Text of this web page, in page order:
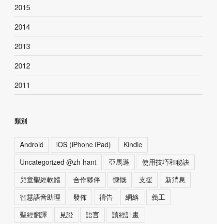
2015
2014
2013
2012
2011
類別
Android iOS (iPhone iPad)
Kindle
Uncategorized @zh-hant
亞馬遜
使用技巧和秘訣
兒童聖經軟體
合作夥伴 慷慨 支援
新消息
智慧語音助理
發佈 禱告 網絡
義工
聖經翻譯
見證 語言 讀經計畫